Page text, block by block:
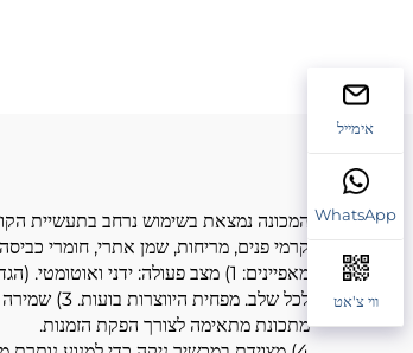
המכונה נמצאת בשימוש נרחב בתעשיית
קרמי פנים, מריחות, שמן אתרי, חומרי
מאפיינים: 1) מצב פעולה: ידני ואוטומטי. (הגדרה אוטומטית של מרווחי זמן) 2) מילוי תלת-שלבי, ניתן להגדיר נפח וскорость מילוי
לכל שלב. מפחית היווצרות בועות. 3) שמירה על מתכונות. בהתאם לתכונות הייצור ומנפח המילוי של כל מוצר, ניתן להגדיר
מתכונת מתאימה לצורך הפקת הזמנות.
אימייל
WhatsApp
ווי צ'אט